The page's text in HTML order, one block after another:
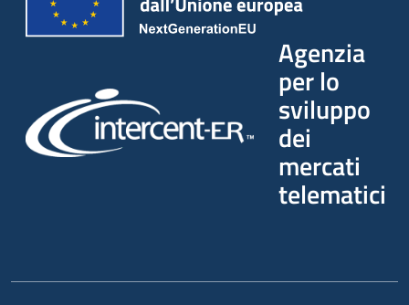
Agenzia
per lo
sviluppo
dei
mercati
telematici